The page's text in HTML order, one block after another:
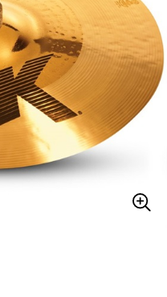
電子ピアノ
その他楽器
エフェクター